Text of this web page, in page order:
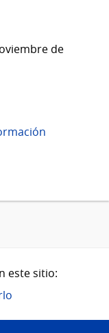
de
este sitio: